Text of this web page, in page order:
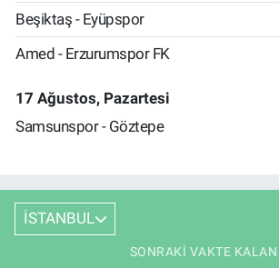
Beşiktaş - Eyüpspor
Amed - Erzurumspor FK
17 Ağustos, Pazartesi
Samsunspor - Göztepe
İSTANBUL
SONRAKI VAKTE KALAN